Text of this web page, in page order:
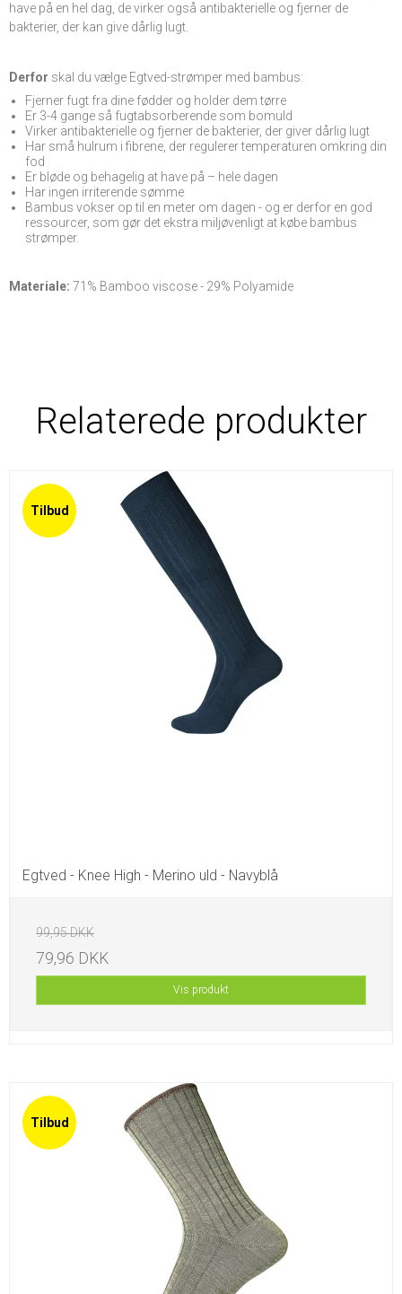
have på en hel dag, de virker også antibakterielle og fjerner de
bakterier, der kan give dårlig lugt.
Derfor skal du vælge Egtved-strømper med bambus:
Fjerner fugt fra dine fødder og holder dem tørre
Er 3-4 gange så fugtabsorberende som bomuld
Virker antibakterielle og fjerner de bakterier, der giver dårlig lugt
Har små hulrum i fibrene, der regulerer temperaturen omkring din
fod
Er bløde og behagelig at have på – hele dagen
Har ingen irriterende sømme
Bambus vokser op til en meter om dagen - og er derfor en god
ressourcer, som gør det ekstra miljøvenligt at købe bambus
strømper.
Materiale: 71% Bamboo viscose - 29% Polyamide
Relaterede produkter
Tilbud
Egtved - Knee High - Merino uld - Navyblå
99,95 DKK
79,96 DKK
Vis produkt
Tilbud